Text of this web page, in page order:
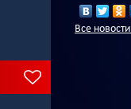
Все новости